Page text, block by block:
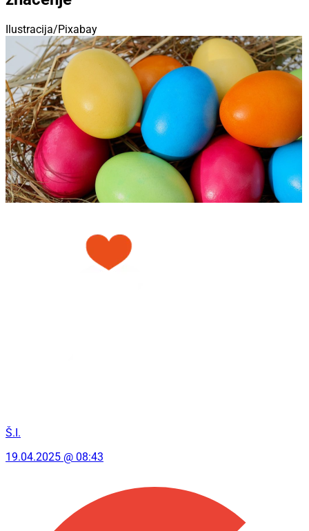
Ilustracija/Pixabay
Š.I.
19.04.2025 @ 08:43